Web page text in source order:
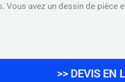
Vous avez un dessin de
>> DEVIS EN